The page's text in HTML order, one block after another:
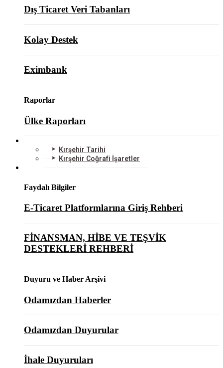
Dış Ticaret Veri Tabanları
Kolay Destek
Eximbank
Raporlar
Ülke Raporları
Kırşehir Tarihi
Kırşehir Coğrafi İşaretler
Faydalı Bilgiler
E-Ticaret Platformlarına Giriş Rehberi
FİNANSMAN, HİBE VE TEŞVİK
DESTEKLERİ REHBERİ
Duyuru ve Haber Arşivi
Odamızdan Haberler
Odamızdan Duyurular
İhale Duyuruları